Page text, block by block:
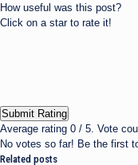
How useful was this post?
Click on a star to rate it!
Submit Rating
Average rating 0 / 5. Vote
No votes so far! Be the first
Related posts